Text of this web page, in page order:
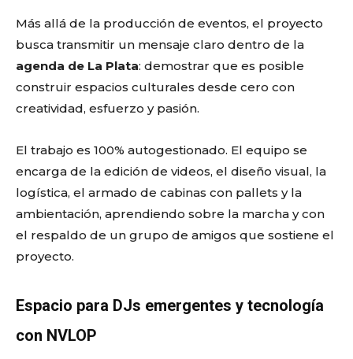
Más allá de la producción de eventos, el proyecto
busca transmitir un mensaje claro dentro de la
agenda de La Plata: demostrar que es posible
construir espacios culturales desde cero con
creatividad, esfuerzo y pasión.
El trabajo es 100% autogestionado. El equipo se
encarga de la edición de videos, el diseño visual, la
logística, el armado de cabinas con pallets y la
ambientación, aprendiendo sobre la marcha y con
el respaldo de un grupo de amigos que sostiene el
proyecto.
Espacio para DJs emergentes y tecnología
con NVLOP